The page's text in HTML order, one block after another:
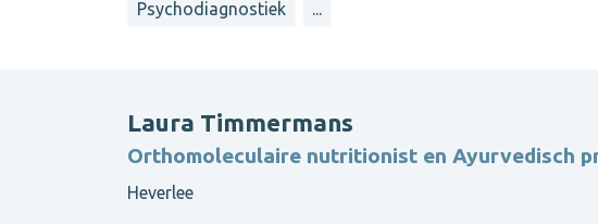
Psychodiagnostiek ...
Laura Timmermans
Orthomoleculaire nutritionist en Ayurvedisch
Heverlee